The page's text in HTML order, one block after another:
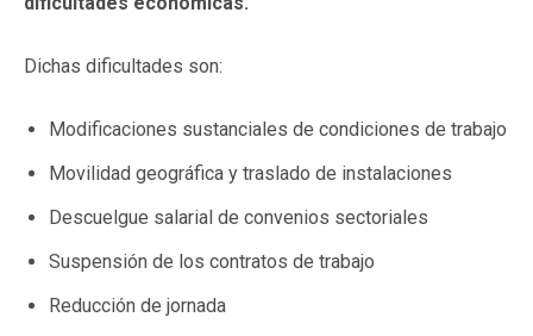
Dichas dificultades son:
Modificaciones sustanciales de condiciones de trabajo
Movilidad geográfica y traslado de instalaciones
Descuelgue salarial de convenios sectoriales
Suspensión de los contratos de trabajo
Reducción de jornada